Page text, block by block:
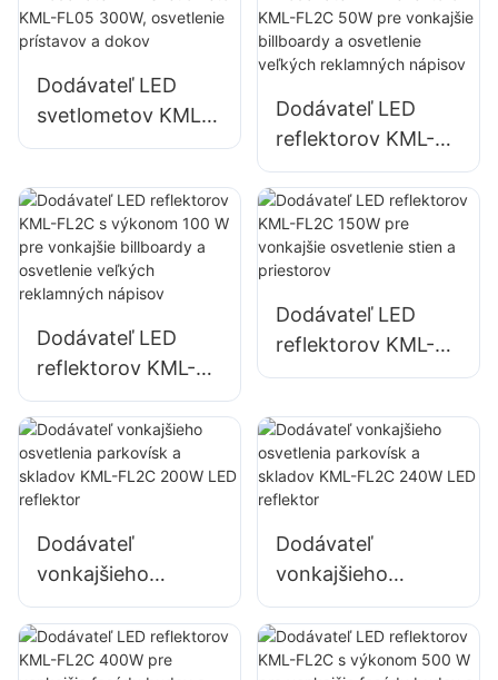
priemyselné
závody, billboardy
a osvetlenie
veľkých
Dodávateľ LED
svetlometov KML-
FL05 300W,
prístavov a dokov
Dodávateľ LED
reflektorov KML-
FL2C 50W pre
vonkajšie billboardy
a osvetlenie
veľkých
nápisov
Dodávateľ LED
reflektorov KML-
FL2C s výkonom
100 W pre
vonkajšie billboardy
a osvetlenie
reklamných
nápisov
Dodávateľ LED
reflektorov KML-
FL2C 150W pre
osvetlenie stien a
priestorov
Dodávateľ
vonkajšieho
osvetlenia
parkovísk a skladov
KML-FL2C 200W
Dodávateľ
vonkajšieho
osvetlenia
parkovísk a skladov
KML-FL2C 240W